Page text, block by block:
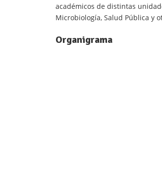
académicos de distintas
Microbiología, Salud Pública y
Organigrama